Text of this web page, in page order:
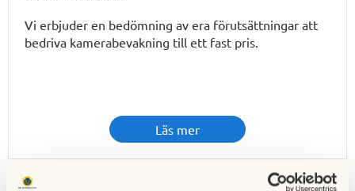
Vi erbjuder en bedömning av era förutsättningar att
bedriva kamerabevakning till ett fast pris.
Läs mer